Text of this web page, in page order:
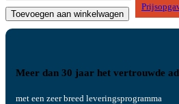
Toevoegen aan winkelwagen
Meer dan 30 jaar het vertrouwde
met een zeer breed leveringsprogramma